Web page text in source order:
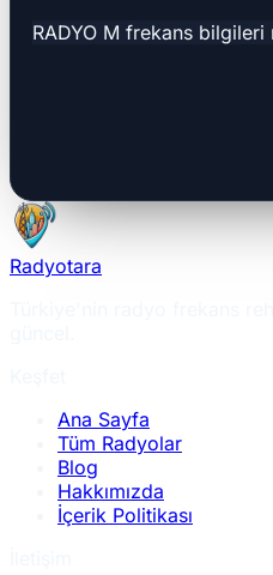
RADYO M frekans
Radyotara
Ana Sayfa
Tüm Radyolar
Blog
Hakkımızda
İçerik Politikası